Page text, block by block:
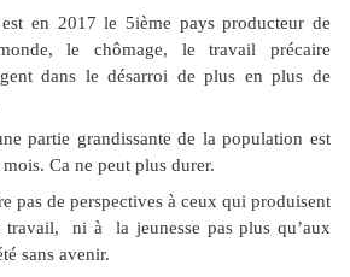
en 2017 le 5ième pays producteur de
le chômage, le travail précaire
dans le désarroi de plus en plus de
partie grandissante de la population est
Ca ne peut plus durer.
pas de perspectives à ceux qui produisent
travail, ni à la jeunesse pas plus qu’aux
sans avenir.